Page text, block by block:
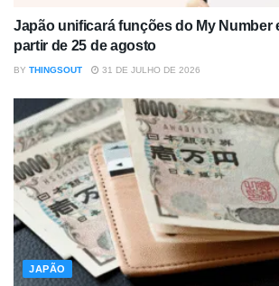
Japão unificará funções do My Number
partir de 25 de agosto
BY THINGSOUT 31 DE JULHO DE 2026
JAPÃO